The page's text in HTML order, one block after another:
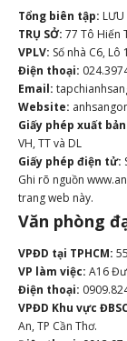
Tổng biên tập:
TRỤ SỞ: 77 Tô Hiến
VPLV: Số nhà C6,
Điện thoại:
Email:
Website:
Giấy phép xuất
VH, TT và DL
Giấy phép điện tử:
Ghi rõ nguồn
trang web này.
Văn phòng
VPĐD tại TPHCM:
VP làm việc: A16
Điện thoại:
VPĐD Khu vực
An, TP Cần Thơ.